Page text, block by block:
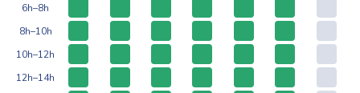
6h–8h
8h–10h
10h–12h
12h–14h